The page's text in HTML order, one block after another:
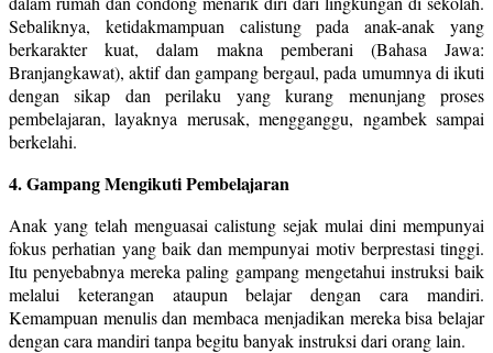
Sebaliknya, ketidakmampuan calistung pada anak-anak yang
berkarakter kuat, dalam makna pemberani (Bahasa Jawa:
Branjangkawat), aktif dan gampang bergaul, pada umumnya di ikuti
dengan sikap dan perilaku yang kurang menunjang proses
pembelajaran, layaknya merusak, mengganggu, ngambek sampai
berkelahi.
4. Gampang Mengikuti Pembelajaran
Anak yang telah menguasai calistung sejak mulai dini mempunyai
fokus perhatian yang baik dan mempunyai motiv berprestasi tinggi.
Itu penyebabnya mereka paling gampang mengetahui instruksi baik
melalui keterangan ataupun belajar dengan cara mandiri.
Kemampuan menulis dan membaca menjadikan mereka bisa belajar
dengan cara mandiri tanpa begitu banyak instruksi dari orang lain.